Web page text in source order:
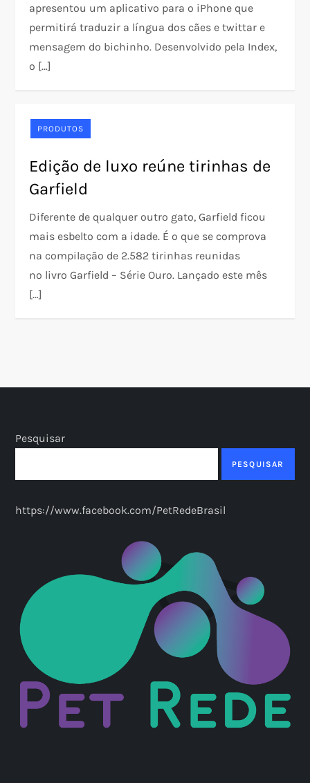
apresentou um aplicativo para o iPhone que
permitirá traduzir a língua dos cães e twittar e
mensagem do bichinho. Desenvolvido pela Index,
o […]
PRODUTOS
Edição de luxo reúne tirinhas de
Garfield
Diferente de qualquer outro gato, Garfield ficou
mais esbelto com a idade. É o que se comprova
na compilação de 2.582 tirinhas reunidas
no livro Garfield – Série Ouro. Lançado este mês
[…]
Pesquisar
PESQUISAR
https://www.facebook.com/PetRedeBrasil